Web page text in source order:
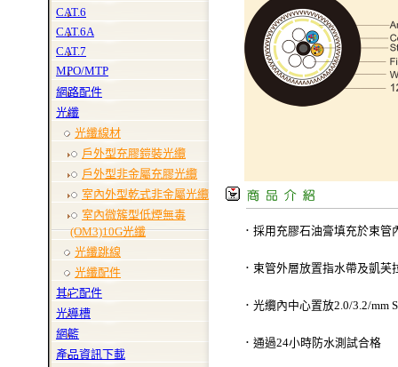
CAT.6
CAT.6A
CAT.7
MPO/MTP
網路配件
光纖
光纖線材
戶外型充膠鎧裝光纜
戶外型非金屬充膠光纜
室內外型乾式非金屬光纜
室內微簇型低煙無毒
(OM3)10G光纖
光纖跳線
光纖配件
其它配件
光導槽
網籃
產品資訊下載
．採用充膠石油膏填充於束管
．束管外層放置指水帶及凱芙
．光纜內中心置放2.0/3.2/mm
．通過24小時防水測試合格